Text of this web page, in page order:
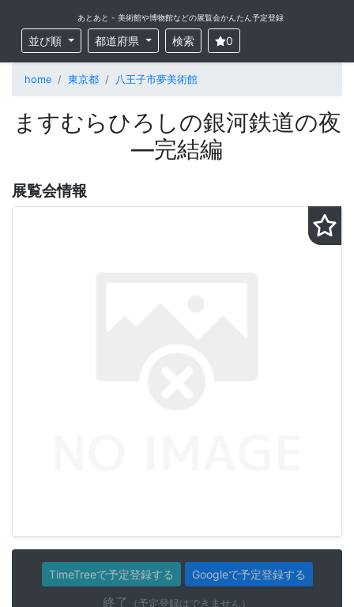
あとあと - 美術館や博物館などの展覧会かんたん予定登録
並び順 都道府県 検索 0
home 東京都 八王子市夢美術館
ますむらひろしの銀河鉄道の夜
―完結編
展覧会情報
TimeTreeで予定登録する Googleで予定登録する
終了 （予定登録はできません）